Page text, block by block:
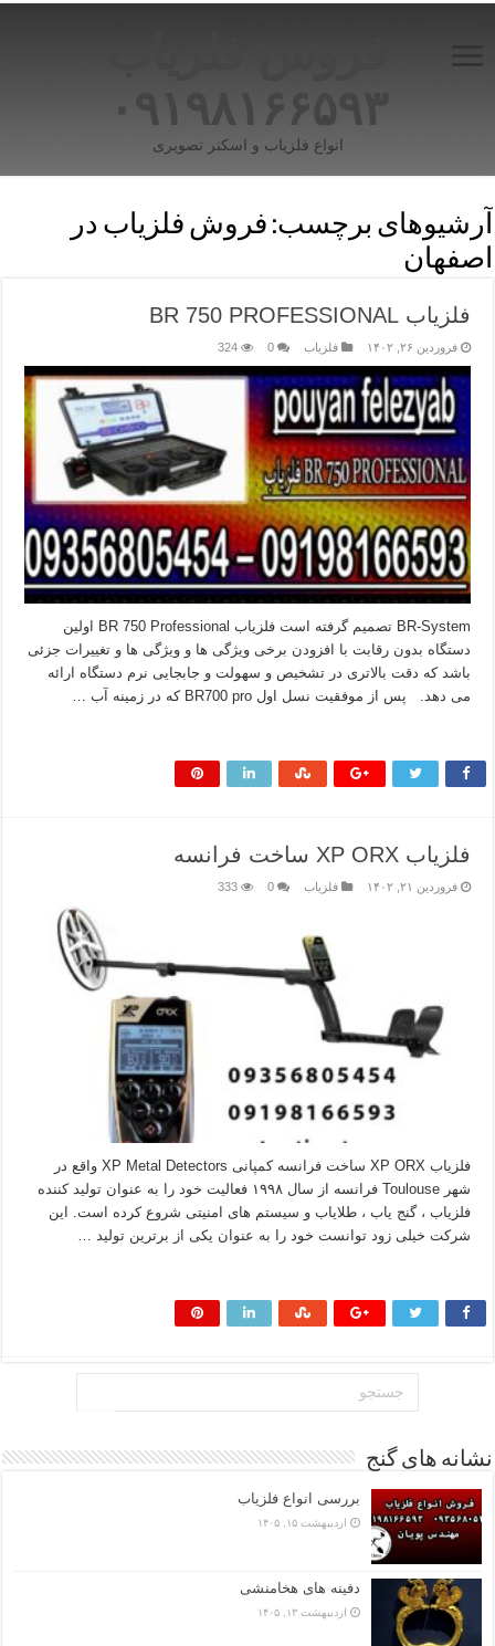
۰۹۱۹۸۱۶۶۵۹۳
انواع فلزیاب و اسکنر تصویری
آرشیوهای برچسب: فروش فلزیاب در
اصفهان
فلزیاب BR 750 PROFESSIONAL
فروردین ۲۶, ۱۴۰۲ فلزیاب 0
324
BR-System تصمیم گرفته است فلزیاب BR 750 Professional اولین
دستگاه بدون رقابت با افزودن برخی ویژگی ها و ویژگی ها و تغییرات جزئی
باشد که دقت بالاتری در تشخیص و سهولت و جابجایی نرم دستگاه ارائه
می دهد. پس از موفقیت نسل اول BR700 pro که در زمینه آب …
فلزیاب XP ORX ساخت فرانسه
فروردین ۲۱, ۱۴۰۲ فلزیاب 0
333
فلزیاب XP ORX ساخت فرانسه کمپانی XP Metal Detectors واقع در
شهر Toulouse فرانسه از سال ۱۹۹۸ فعالیت خود را به عنوان تولید کننده
فلزیاب ، گنج یاب ، طلایاب و سیستم های امنیتی شروع کرده است. این
شرکت خیلی زود توانست خود را به عنوان یکی از برترین تولید …
نشانه های گنج
بررسی انواع فلزیاب
اردیبهشت ۱۵, ۱۴۰۵
دفینه های هخامنشی
اردیبهشت ۱۳, ۱۴۰۵